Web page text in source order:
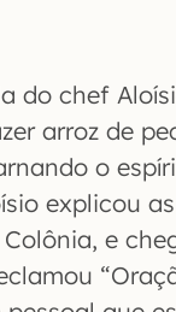
do chef
arroz de
o
explicou
e